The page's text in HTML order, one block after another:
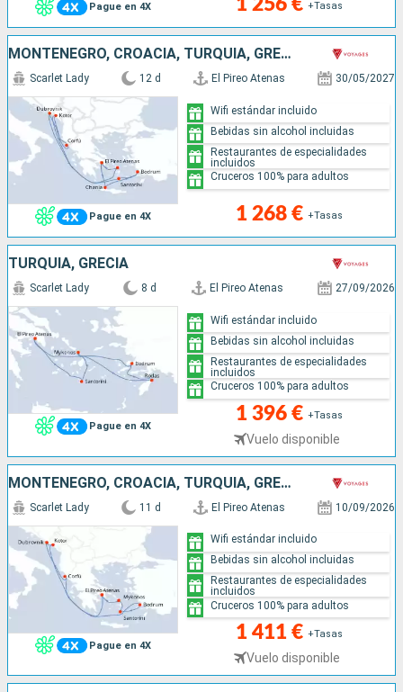
Pague en 4X +Tasas
MONTENEGRO, CROACIA, TURQUÍA, GRECIA
Pague en 4X
Scarlet Lady 12 d El Pireo Atenas 30/05/2027
1 268 € +Tasas
Wifi estándar incluido
Bebidas sin alcohol incluidas
Restaurantes de especialidades
incluidos
Cruceros 100% para adultos
TURQUÍA, GRECIA
Pague en 4X
Scarlet Lady 8 d El Pireo Atenas 27/09/2026
1 396 € +Tasas
Vuelo disponible
Wifi estándar incluido
Bebidas sin alcohol incluidas
Restaurantes de especialidades
incluidos
Cruceros 100% para adultos
MONTENEGRO, CROACIA, TURQUÍA, GRECIA
Pague en 4X
Scarlet Lady 11 d El Pireo Atenas 10/09/2026
1 411 € +Tasas
Vuelo disponible
Wifi estándar incluido
Bebidas sin alcohol incluidas
Restaurantes de especialidades
incluidos
Cruceros 100% para adultos